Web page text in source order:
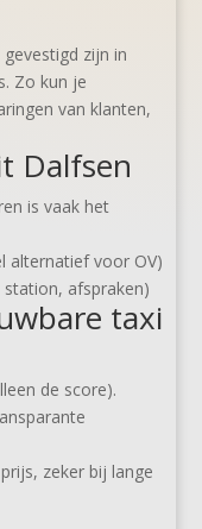
zijn in
Zo kun je
van klanten,
Dalfsen
is vaak het
alternatief voor OV)
afspraken)
taxi
de score).
zeker bij lange